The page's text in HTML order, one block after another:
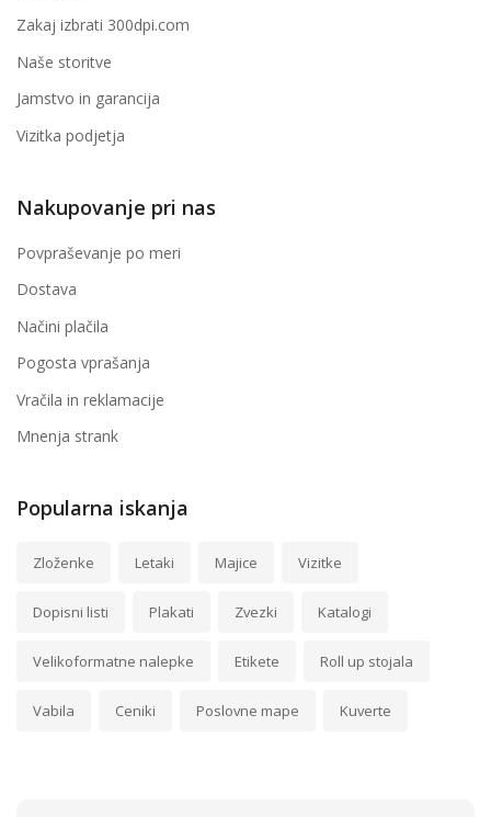
Zakaj izbrati 300dpi.com
Naše storitve
Jamstvo in garancija
Vizitka podjetja
Nakupovanje pri nas
Povpraševanje po meri
Dostava
Načini plačila
Pogosta vprašanja
Vračila in reklamacije
Mnenja strank
Popularna iskanja
Zloženke Letaki Majice Vizitke
Dopisni listi Plakati Zvezki Katalogi
Velikoformatne nalepke Etikete Roll up stojala
Vabila Ceniki Poslovne mape Kuverte